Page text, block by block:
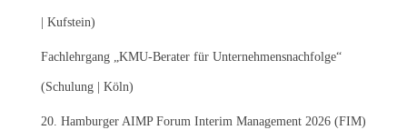
| Kufstein)
Fachlehrgang „KMU-Berater für Unternehmensnachfolge“
(Schulung | Köln)
20. Hamburger AIMP Forum Interim Management 2026 (FIM)